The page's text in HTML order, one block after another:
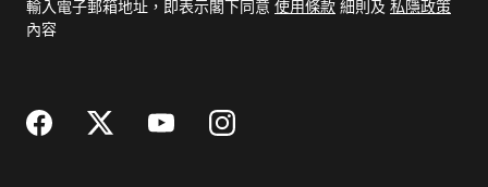
郵
輸入電子郵箱地址，即表示閣下同意 使用條款 細則及 私隱政策
內容